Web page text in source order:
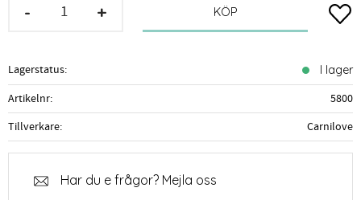
+
- KÖP
Lagerstatus I lager
Artikelnr
5800
Tillverkare
Carnilove
Har du e frågor? Mejla oss